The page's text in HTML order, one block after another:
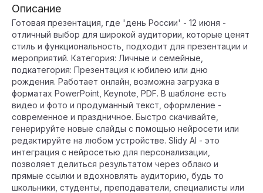
Описание
Готовая презентация, где 'день России' - 12 июня -
отличный выбор для широкой аудитории, которые ценят
стиль и функциональность, подходит для презентации и
мероприятий. Категория: Личные и семейные,
подкатегория: Презентация к юбилею или дню
рождения. Работает онлайн, возможна загрузка в
форматах PowerPoint, Keynote, PDF. В шаблоне есть
видео и фото и продуманный текст, оформление -
современное и праздничное. Быстро скачивайте,
генерируйте новые слайды с помощью нейросети или
редактируйте на любом устройстве. Slidy AI - это
интеграция с нейросетью для персонализации,
позволяет делиться результатом через облако и
прямые ссылки и вдохновлять аудиторию, будь то
школьники, студенты, преподаватели, специалисты или